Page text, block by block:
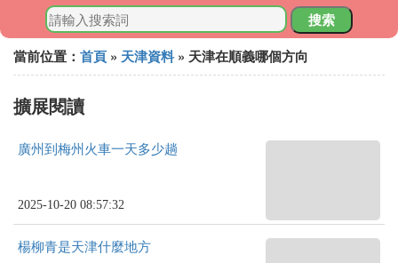
搜索
當前位置： 首頁 » 天津資料 » 天津在順義哪個方向
擴展閱讀
廣州到梅州火車一天多少趟
2025-10-20 08:57:32
楊柳青是天津什麼地方